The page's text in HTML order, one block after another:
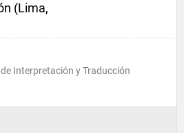
(Lima,
Interpretación y Traducción